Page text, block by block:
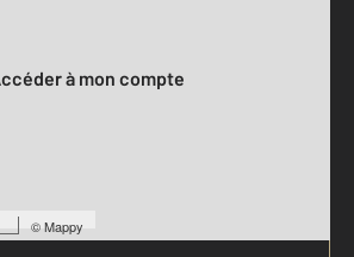
©Mappy
Accéder à mon compte